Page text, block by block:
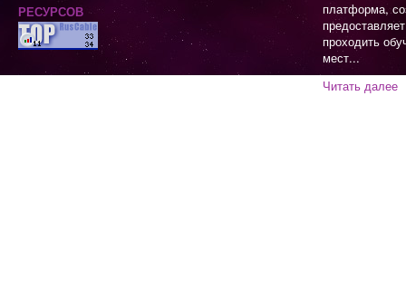
платформа,
проходить
мест...
Читать далее